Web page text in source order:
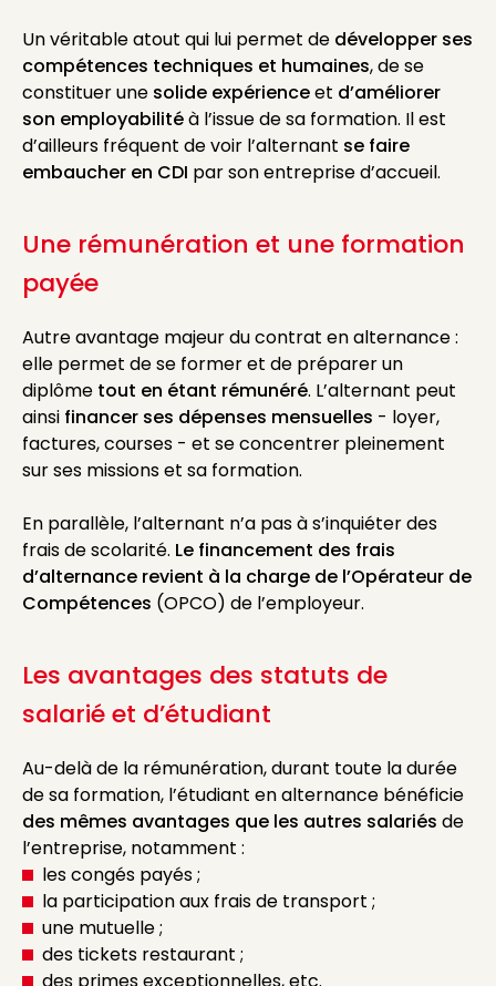
Un véritable atout qui lui permet de développer ses
compétences techniques et humaines, de se
constituer une solide expérienceet d’améliorer
son employabilitéà l’issue de sa formation. Il est
d’ailleurs fréquent de voir l’alternant se faire
embaucher en CDI par son entreprise d’accueil.
Une rémunération et une formation
payée
Autre avantage majeur du contrat en alternance :
elle permet de se former et de préparer un
diplôme tout en étant rémunéré. L’alternant peut
ainsi financer ses dépenses mensuelles - loyer,
factures, courses - et se concentrer pleinement
sur ses missions et sa formation.
En parallèle, l’alternant n’a pas à s’inquiéter des
frais de scolarité. Le financement des frais
d’alternance revient à la charge de l’Opérateur de
Compétences (OPCO) de l’employeur.
Les avantages des statuts de
salarié et d’étudiant
Au-delà de la rémunération, durant toute la durée
de sa formation, l’étudiant en alternance bénéficie
des mêmes avantages que les autres salariés de
l’entreprise, notamment :
les congés payés ;
la participation aux frais de transport ;
une mutuelle ;
des tickets restaurant ;